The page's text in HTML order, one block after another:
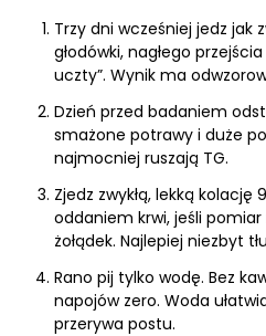
Trzy dni wcześniej jedz jak
głodówki, nagłego
uczty”. Wynik ma
Dzień przed badaniem
smażone potrawy i duże
najmocniej ruszają TG.
Zjedz zwykłą, lekką kolację
oddaniem krwi, jeśli
żołądek. Najlepiej niezbyt
Rano pij tylko wodę. Bez
napojów zero. Woda
przerywa postu.